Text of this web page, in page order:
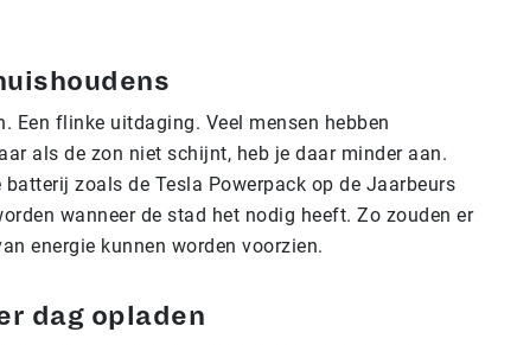
Een flinke uitdaging. Veel mensen hebben
als de zon niet schijnt, heb je daar minder aan.
zoals de Tesla Powerpack op de Jaarbeurs
wanneer de stad het nodig heeft. Zo zouden er
energie kunnen worden voorzien.
dag opladen